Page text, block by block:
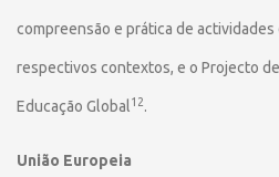
compreensão e prática de
respectivos contextos, e o Projecto
Educação Global12.
União Europeia